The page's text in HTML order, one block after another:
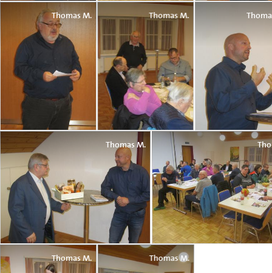
Thomas M. Thomas M.
Thomas M.
Thomas M. Thomas M.